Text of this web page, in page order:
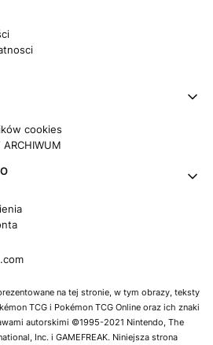
cookies
ARCHIWUM
na tej stronie, w tym obrazy, teksty
TCG i Pokémon TCG Online oraz ich znaki
autorskimi ©1995-2021 Nintendo, The
Inc. i GAMEFREAK. Niniejsza strona